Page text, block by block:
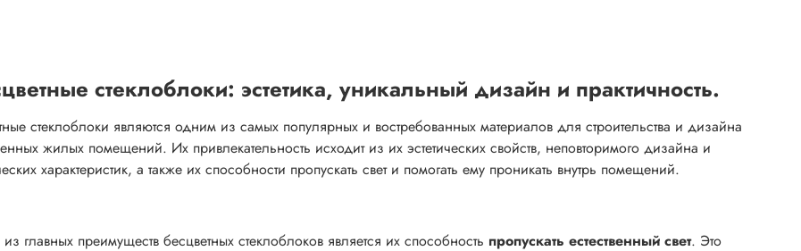
стеклоблоки: эстетика, уникальный дизайн и практичность.
стеклоблоки являются одним из самых популярных и востребованных материалов для строительства и дизайна
жилых помещений. Их привлекательность исходит из их эстетических свойств, неповторимого дизайна и
характеристик, а также их способности пропускать свет и помогать ему проникать внутрь помещений.
главных преимуществ бесцветных стеклоблоков является их способность пропускать естественный свет. Это